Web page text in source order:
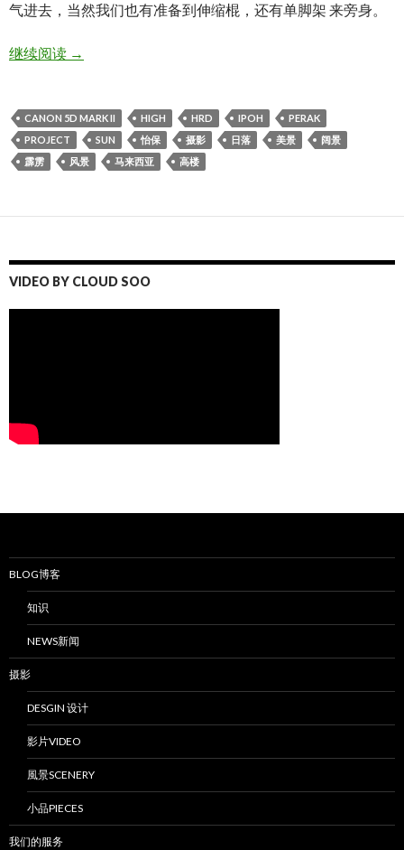
气进去，当然我们也有准备到伸缩棍，还有单脚架 来旁身。
继续阅读[IPOH] . Project is Starting!!!! PART-2
→
CANON 5D MARK II HIGH HRD IPOH
PERAK
PROJECT
SUN 怡保 摄影 日落 美景
阔景
霹雳
风景 马来西亚 高楼
VIDEO BY CLOUD SOO
BLOG博客
知识
NEWS新闻
摄影
DESGIN 设计
影片VIDEO
風景SCENERY
小品PIECES
我们的服务